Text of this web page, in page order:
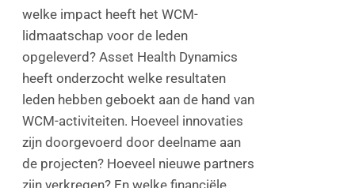
welke impact heeft het WCM-
lidmaatschap voor de leden
opgeleverd? Asset Health Dynamics
heeft onderzocht welke resultaten
leden hebben geboekt aan de hand van
WCM-activiteiten. Hoeveel innovaties
zijn doorgevoerd door deelname aan
de projecten? Hoeveel nieuwe partners
zijn verkregen? En welke financiële